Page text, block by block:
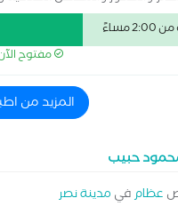
لجراحة العظام عضو الجمعية
مفصل الكتف الخلايا
علاج الرباط الصليبي عملية
مساءً
مفتوح
المزيد من
حبيب
عظامفي مدينة نصر